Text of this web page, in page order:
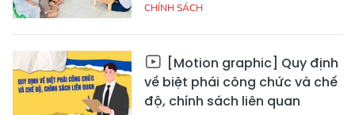
CHÍNH SÁCH
[Motion graphic] Quy định
về biệt phái công chức và chế
độ, chính sách liên quan